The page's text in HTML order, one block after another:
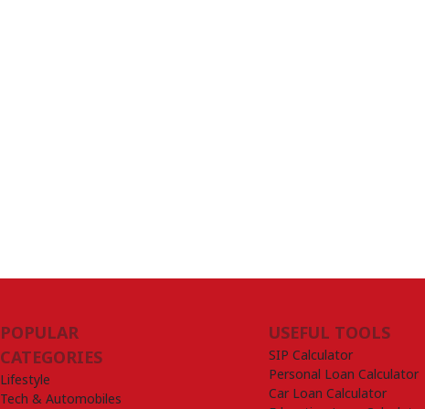
POPULAR
CATEGORIES
Lifestyle
Tech & Automobiles
USEFUL TOOLS
SIP Calculator
Personal Loan Calculator
Car Loan Calculator